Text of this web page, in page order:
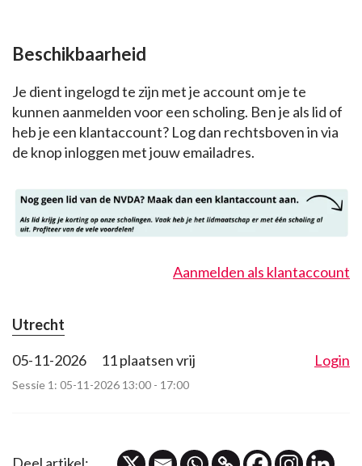
Beschikbaarheid
Je dient ingelogd te zijn met je account om je te
kunnen aanmelden voor een scholing. Ben je als lid of
heb je een klantaccount? Log dan rechtsboven in via
de knop inloggen met jouw emailadres.
Aanmelden als klantaccount
Utrecht
05-11-2026
11 plaatsen vrij Login
Sessie 1: 05-11-2026 13:00 - 17:00